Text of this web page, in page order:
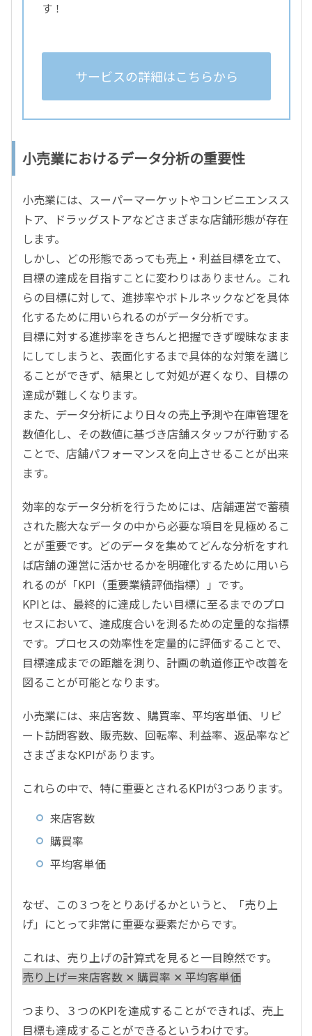
す！
サービスの詳細はこちらから
小売業におけるデータ分析の重要性
小売業には、スーパーマーケットやコンビニエンスス
トア、ドラッグストアなどさまざまな店舗形態が存在
します。
しかし、どの形態であっても売上・利益目標を立て、
目標の達成を目指すことに変わりはありません。これ
らの目標に対して、進捗率やボトルネックなどを具体
化するために用いられるのがデータ分析です。
目標に対する進捗率をきちんと把握できず曖昧なまま
にしてしまうと、表面化するまで具体的な対策を講じ
ることができず、結果として対処が遅くなり、目標の
達成が難しくなります。
また、データ分析により日々の売上予測や在庫管理を
数値化し、その数値に基づき店舗スタッフが行動する
ことで、店舗パフォーマンスを向上させることが出来
ます。
効率的なデータ分析を行うためには、店舗運営で蓄積
された膨大なデータの中から必要な項目を見極めるこ
とが重要です。どのデータを集めてどんな分析をすれ
ば店舗の運営に活かせるかを明確化するために用いら
れるのが「KPI（重要業績評価指標）」です。
KPIとは、最終的に達成したい目標に至るまでのプロ
セスにおいて、達成度合いを測るための定量的な指標
です。プロセスの効率性を定量的に評価することで、
目標達成までの距離を測り、計画の軌道修正や改善を
図ることが可能となります。
小売業には、来店客数 、購買率、平均客単価、リピ
ート訪問客数、販売数、回転率、利益率、返品率など
さまざまなKPIがあります。
これらの中で、特に重要とされるKPIが3つあります。
来店客数
購買率
平均客単価
なぜ、この３つをとりあげるかというと、「売り上
げ」にとって非常に重要な要素だからです。
これは、売り上げの計算式を見ると一目瞭然です。
売り上げ＝来店客数 ✕ 購買率 ✕ 平均客単価
つまり、３つのKPIを達成することができれば、売上
目標も達成することができるというわけです。